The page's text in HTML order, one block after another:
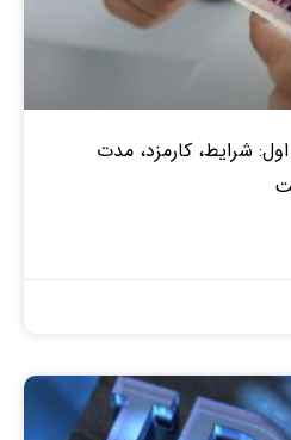
۵ دهک اول: شرایط، کارمزد، مدت